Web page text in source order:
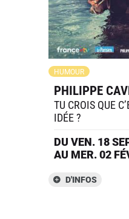
HUMOUR
PHILIPPE
TU CROIS QUE
IDÉE ?
DU VEN. 18
AU MER.02
D'INFOS